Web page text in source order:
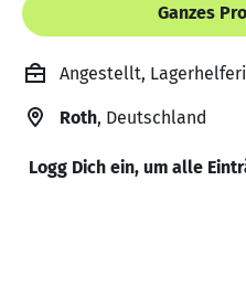
Ganzes
Angestellt,
Roth, Deutschland
Logg Dich ein, um alle